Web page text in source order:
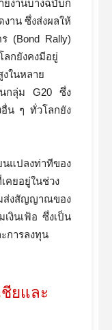
งานบางฉบับก็
าน ซึ่งส่งผลให้
(Bond Rally)
ลกยังคงมีอยู่
งในหลาย
นกลุ่ม G20 ซึ่ง
น ๆ ทั่วโลกยัง
แปลงท่าทีของ
คยอยู่ในช่วง
มส่งสัญญาณของ
งินเฟ้อ ซึ่งเป็น
การลงทุน
ยและ